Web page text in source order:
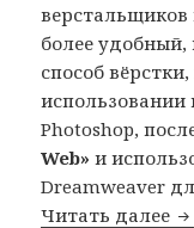
более
способ
использовании
Photoshop,
Web» и
Dreamweaver
Читать далее